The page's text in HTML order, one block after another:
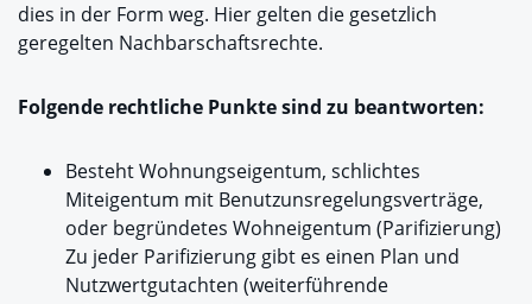
dies in der Form weg. Hier gelten die gesetzlich
geregelten Nachbarschaftsrechte.
Folgende rechtliche Punkte sind zu beantworten:
Besteht Wohnungseigentum, schlichtes
Miteigentum mit Benutzunsregelungsverträge,
oder begründetes Wohneigentum (Parifizierung)
Zu jeder Parifizierung gibt es einen Plan und
Nutzwertgutachten (weiterführende